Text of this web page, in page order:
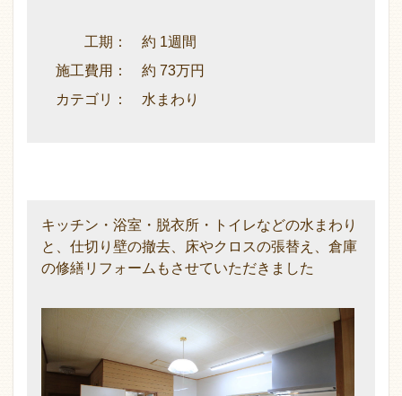
工期： 約 1週間
施工費用： 約 73万円
カテゴリ： 水まわり
キッチン・浴室・脱衣所・トイレなどの水まわり
と、仕切り壁の撤去、床やクロスの張替え、倉庫
の修繕リフォームもさせていただきました